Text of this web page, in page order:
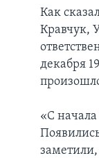
Как
Кравчук,
декабря
«С
заметили,